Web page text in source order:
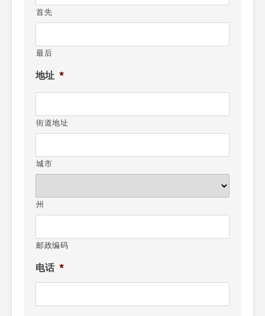
首先
最后
地址 *
街道地址
城市
州
邮政编码
电话 *